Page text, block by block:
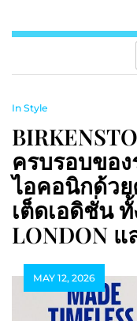
In Style
ครบรอบของ
ไอคอนิกด้ว
เต็ดเอดิชั่น ทั้
LONDON แ
MAY 12, 2026